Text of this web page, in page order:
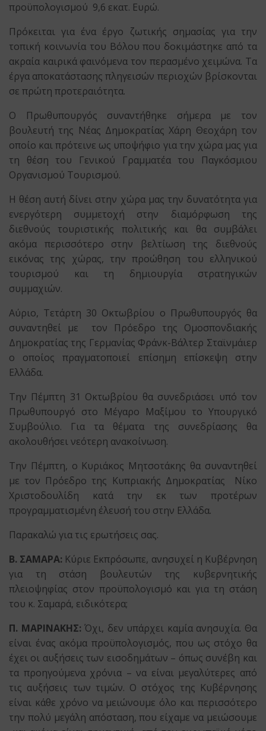
προϋπολογισμού 9,6 εκατ. Ευρώ.
Πρόκειται για ένα έργο ζωτικής σημασίας για την
τοπική κοινωνία του Βόλου που δοκιμάστηκε από τα
ακραία καιρικά φαινόμενα τον περασμένο χειμώνα. Τα
έργα αποκατάστασης πληγεισών περιοχών βρίσκονται
σε πρώτη προτεραιότητα.
Ο Πρωθυπουργός συναντήθηκε σήμερα με τον
βουλευτή της Νέας Δημοκρατίας Χάρη Θεοχάρη τον
οποίο και πρότεινε ως υποψήφιο για την χώρα μας για
τη θέση του Γενικού Γραμματέα του Παγκόσμιου
Οργανισμού Τουρισμού.
H θέση αυτή δίνει στην χώρα μας την δυνατότητα για
ενεργότερη συμμετοχή στην διαμόρφωση της
διεθνούς τουριστικής πολιτικής και θα συμβάλει
ακόμα περισσότερο στην βελτίωση της διεθνούς
εικόνας της χώρας, την προώθηση του ελληνικού
τουρισμού και τη δημιουργία στρατηγικών
συμμαχιών.
Αύριο, Τετάρτη 30 Οκτωβρίου ο Πρωθυπουργός θα
συναντηθεί με τον Πρόεδρο της Ομοσπονδιακής
Δημοκρατίας της Γερμανίας Φράνκ-Βάλτερ Σταϊνμάιερ
ο οποίος πραγματοποιεί επίσημη επίσκεψη στην
Ελλάδα.
Την Πέμπτη 31 Οκτωβρίου θα συνεδριάσει υπό τον
Πρωθυπουργό στο Μέγαρο Μαξίμου το Υπουργικό
Συμβούλιο. Για τα θέματα της συνεδρίασης θα
ακολουθήσει νεότερη ανακοίνωση.
Την Πέμπτη, ο Κυριάκος Μητσοτάκης θα συναντηθεί
με τον Πρόεδρο της Κυπριακής Δημοκρατίας Νίκο
Χριστοδουλίδη κατά την εκ των προτέρων
προγραμματισμένη έλευσή του στην Ελλάδα.
Παρακαλώ για τις ερωτήσεις σας.
Β. ΣΑΜΑΡΑ: Κύριε Εκπρόσωπε, ανησυχεί η Κυβέρνηση
για τη στάση βουλευτών της κυβερνητικής
πλειοψηφίας στον προϋπολογισμό και για τη στάση
του κ. Σαμαρά, ειδικότερα;
Π. ΜΑΡΙΝΑΚΗΣ:Όχι, δεν υπάρχει καμία ανησυχία. Θα
είναι ένας ακόμα προϋπολογισμός, που ως στόχο θα
έχει οι αυξήσεις των εισοδημάτων – όπως συνέβη και
τα προηγούμενα χρόνια – να είναι μεγαλύτερες από
τις αυξήσεις των τιμών. Ο στόχος της Κυβέρνησης
είναι κάθε χρόνο να μειώνουμε όλο και περισσότερο
την πολύ μεγάλη απόσταση, που είχαμε να μειώσουμε